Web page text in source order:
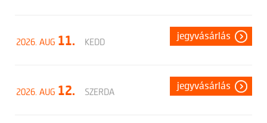
2026. AUG 11. KEDD
jegyvásárlás
2026. AUG 12. SZERDA
jegyvásárlás